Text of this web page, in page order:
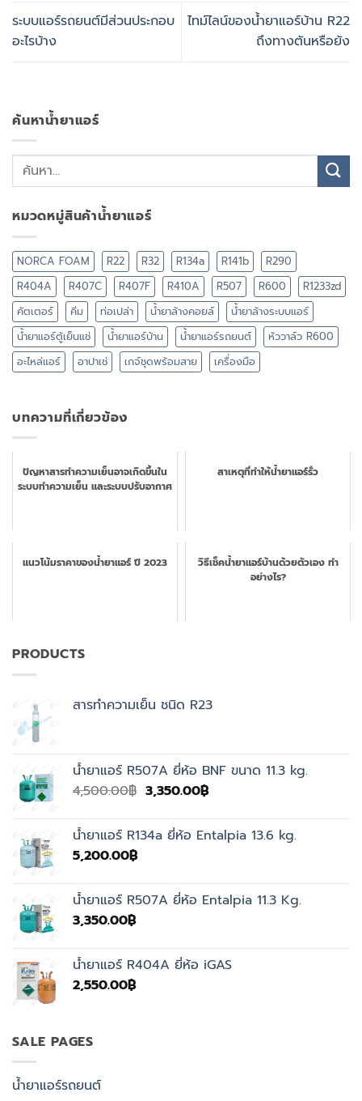
ระบบแอร์รถยนต์มีส่วนประกอบ
อะไรบ้าง
ไทม์ไลน์ของน้ำยาแอร์บ้าน R22
ถึงทางตันหรือยัง
ค้นหาน้ำยาแอร์
หมวดหมู่สินค้าน้ำยาแอร์
NORCA FOAM R22 R32 R134a R141b
R290
R404A
R407C R407F R410A R507 R600
R1233zd
คัตเตอร์
คีม ท่อเปล่า น้ำยาล้างคอยล์
น้ำยาล้างระบบแอร์
น้ำยาแอร์ตู้เย็นแช่
น้ำยาแอร์บ้าน น้ำยาแอร์รถยนต์
หัววาล์ว R600
อะไหล่แอร์
อาปาเช่ เกจ์ชุดพร้อมสาย เครื่องมือ
บทความที่เกี่ยวข้อง
ปัญหาสารทำความเย็นอาจเกิดขึ้นใน
ระบบทำความเย็น และระบบปรับอากาศ
สาเหตุที่ทำให้น้ำยาแอร์รั่ว
แนวโน้มราคาของน้ำยาแอร์ ปี 2023
วิธีเช็คน้ำยาแอร์บ้านด้วยตัวเอง ทำ
อย่างไร?
PRODUCTS
สารทำความเย็น ชนิด R23
น้ำยาแอร์ R507A ยี่ห้อ BNF ขนาด 11.3 kg.
4,500.00฿ Original
4,500.00฿.
3,350.00฿Current
3,350.00฿.
น้ำยาแอร์ R134a ยี่ห้อ Entalpia 13.6 kg.
5,200.00฿
น้ำยาแอร์ R507A ยี่ห้อ Entalpia 11.3 Kg.
3,350.00฿
น้ำยาแอร์ R404A ยี่ห้อ iGAS
2,550.00฿
SALE PAGES
น้ำยาแอร์รถยนต์